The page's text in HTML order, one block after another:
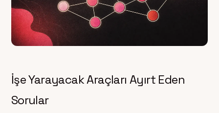
İşe Yarayacak Araçları Ayırt Eden
Sorular